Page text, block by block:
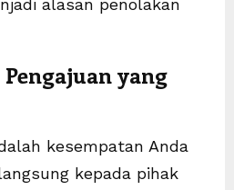
alasan penolakan
yang
kesempatan Anda
kepada pihak